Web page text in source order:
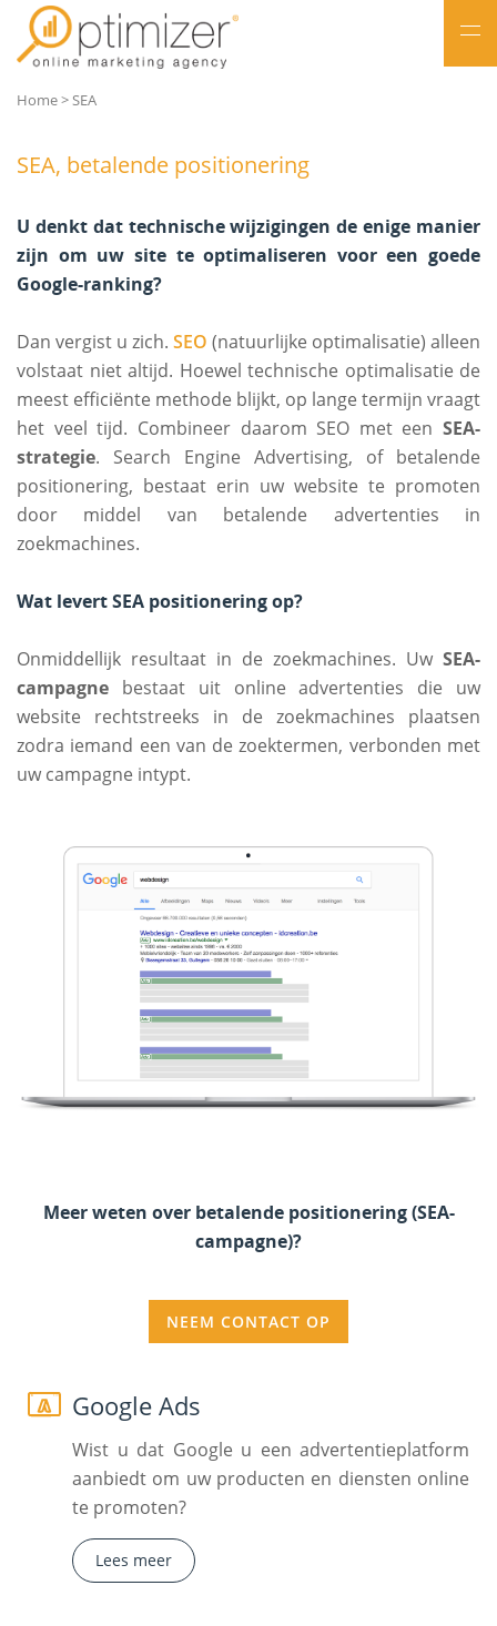
Home>SEA
SEA, betalende positionering
U denkt dat technische wijzigingen de enige manier
zijn om uw site te optimaliseren voor een goede
Google-ranking?
Dan vergist u zich. SEO (natuurlijke optimalisatie) alleen
volstaat niet altijd. Hoewel technische optimalisatie de
meest efficiënte methode blijkt, op lange termijn vraagt
het veel tijd. Combineer daarom SEO met een SEA-
strategie. Search Engine Advertising, of betalende
positionering, bestaat erin uw website te promoten
door middel van betalende advertenties in
zoekmachines.
Wat levert SEA positionering op?
Onmiddellijk resultaat in de zoekmachines. Uw SEA-
campagne bestaat uit online advertenties die uw
website rechtstreeks in de zoekmachines plaatsen
zodra iemand een van de zoektermen, verbonden met
uw campagne intypt.
Meer weten over betalende positionering (SEA-
campagne)?
NEEM CONTACT OP
Google Ads
Wist u dat Google u een advertentieplatform
aanbiedt om uw producten en diensten online
te promoten?
Lees meer